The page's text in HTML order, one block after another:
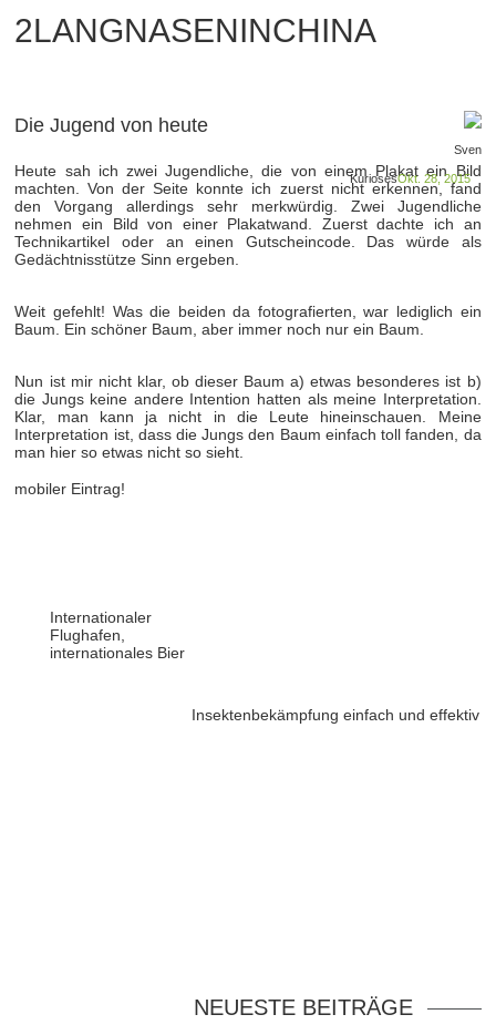
2LANGNASENINCHINA
Die Jugend von heute
Sven
Okt. 28, 2015
Kurioses
Heute sah ich zwei Jugendliche, die von einem Plakat ein Bild
machten. Von der Seite konnte ich zuerst nicht erkennen, fand
den Vorgang allerdings sehr merkwürdig. Zwei Jugendliche
nehmen ein Bild von einer Plakatwand. Zuerst dachte ich an
Technikartikel oder an einen Gutscheincode. Das würde als
Gedächtnisstütze Sinn ergeben.
Weit gefehlt! Was die beiden da fotografierten, war lediglich ein
Baum. Ein schöner Baum, aber immer noch nur ein Baum.
Nun ist mir nicht klar, ob dieser Baum a) etwas besonderes ist b)
die Jungs keine andere Intention hatten als meine Interpretation.
Klar, man kann ja nicht in die Leute hineinschauen. Meine
Interpretation ist, dass die Jungs den Baum einfach toll fanden, da
man hier so etwas nicht so sieht.
mobiler Eintrag!
Internationaler
Flughafen,
internationales Bier
Insektenbekämpfung einfach und effektiv
NEUESTE BEITRÄGE